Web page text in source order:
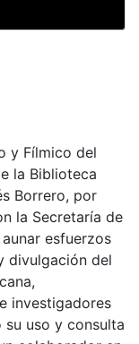
y Fílmico del
la Biblioteca
Borrero, por
la Secretaría de
esfuerzos
divulgación del
investigadores
uso y consulta